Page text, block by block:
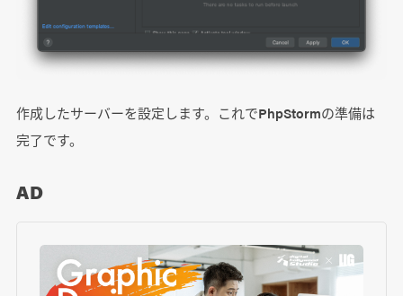
作成したサーバーを設定します。これでPhpStormの準備は
完了です。
AD